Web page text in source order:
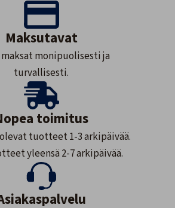
Maksutavat
monipuolisesti ja
turvallisesti.
toimitus
tuotteet 1-3 arkipäivää.
yleensä 2-7 arkipäivää.